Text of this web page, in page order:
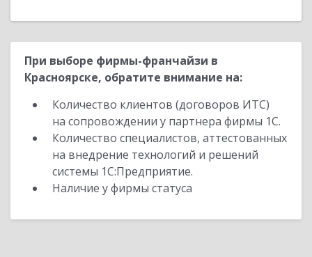
При выборе фирмы-франчайзи в
Красноярске, обратите внимание на:
Количество клиентов (договоров ИТС)
на сопровождении у партнера фирмы 1С.
Количество специалистов, аттестованных
на внедрение технологий и решений
системы 1С:Предприятие.
Наличие у фирмы статуса